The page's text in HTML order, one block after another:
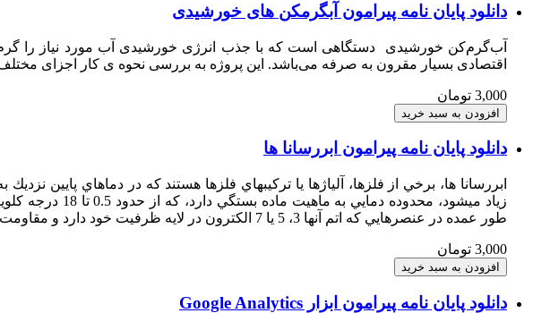
دانلود پایان نامه پیرامون آبگرمکن های خورشیدی
آب‌گرم‌کن خورشیدی ‏ دستگاهی است که با جذب انرژی خورشیدی آب مورد نیاز را
اقتصادی بسیار مقرون به صرفه می‌باشد. این پروژه به بررسی نحوه ی کار اجزای
3,000 تومان
دانلود پایان نامه پیرامون ابررسانا ها
ابررسانا ها، برخي از فلزها، آلياژها يا تركيبهاي فلزها هستند كه در دماهاي پايين
زياد ميشود،
طور عمده در عنصرهايي كه اتم آنها 3، 5 يا 7 الكترون در لايه ظرفيت خود دارد و مقاومت الكتريكي آنها در دماي معمولي زياد است بوجود مي آيد.
3,000 تومان
دانلود پایان نامه پیرامون ابزار Google Analytics